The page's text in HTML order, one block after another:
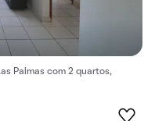
Palmas com 2 quartos,